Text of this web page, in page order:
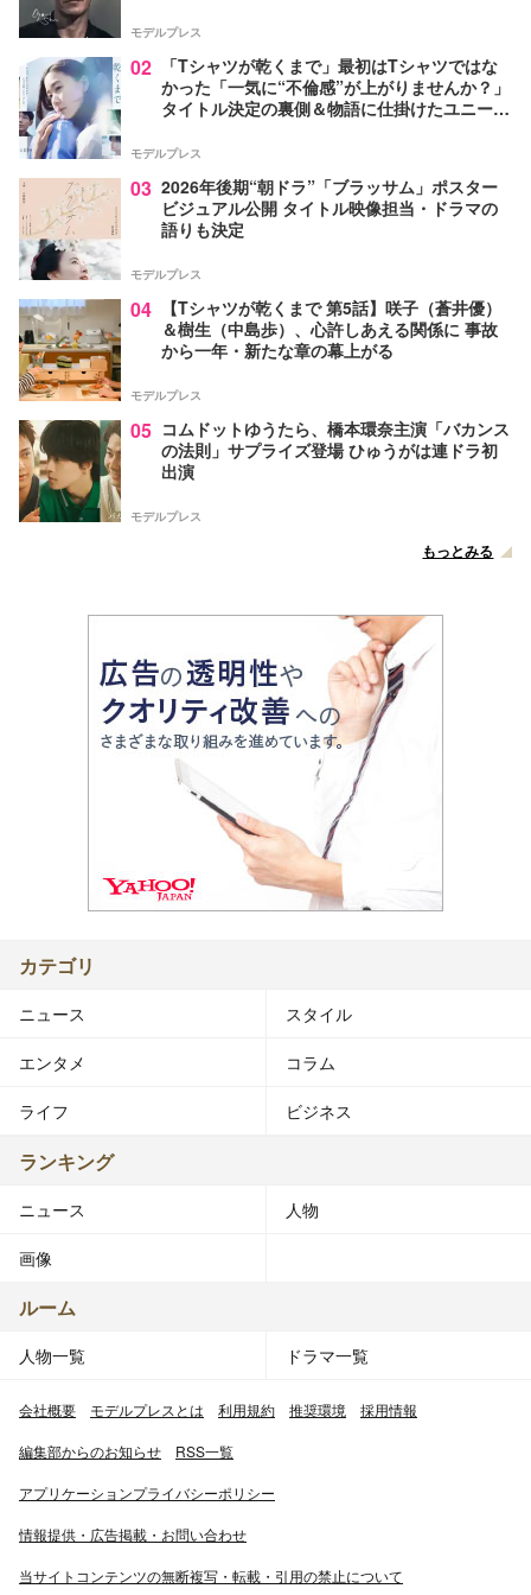
モデルプレス
02
「Tシャツが乾くまで」最初はTシャツではな
かった「一気に“不倫感”が上がりませんか？」
タイトル決定の裏側＆物語に仕掛けたユニーク
モデルプレス
03 2026年後期“朝ドラ”「ブラッサム」ポスター
ビジュアル公開 タイトル映像担当・ドラマの
語りも決定
モデルプレス
04
【Tシャツが乾くまで 第5話】咲子（蒼井優）
＆樹生（中島歩）、心許しあえる関係に 事故
から一年・新たな章の幕上がる
モデルプレス
05 コムドットゆうたら、橋本環奈主演「バカンス
の法則」サプライズ登場 ひゅうがは連ドラ初
出演
モデルプレス
もっとみる
カテゴリ
ニュース スタイル
エンタメ コラム
ライフ ビジネス
ランキング
ニュース 人物
画像
ルーム
人物一覧 ドラマ一覧
会社概要 モデルプレスとは 利用規約 推奨環境 採用情報
編集部からのお知らせ RSS一覧
アプリケーションプライバシーポリシー
情報提供・広告掲載・お問い合わせ
当サイトコンテンツの無断複写・転載・引用の禁止について